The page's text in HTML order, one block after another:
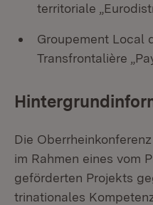
territoriale
Groupement Local
Transfrontalière
Die
im Rahmen eines vom
geförderten Projekts
trinationales